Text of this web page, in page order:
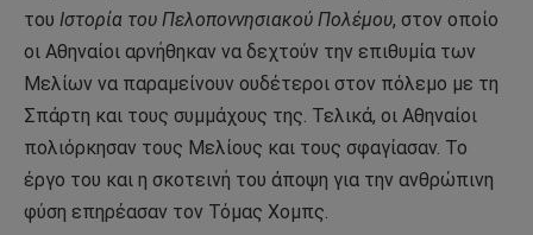
του Ιστορία του Πελοποννησιακού Πολέμου, στον οποίο
οι Αθηναίοι αρνήθηκαν να δεχτούν την επιθυμία των
Μελίων να παραμείνουν ουδέτεροι στον πόλεμο με τη
Σπάρτη και τους συμμάχους της. Τελικά, οι Αθηναίοι
πολιόρκησαν τους Μελίους και τους σφαγίασαν. Το
έργο του και η σκοτεινή του άποψη για την ανθρώπινη
φύση επηρέασαν τον Τόμας Χομπς.